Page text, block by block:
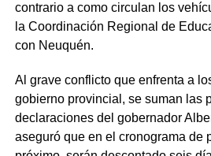
contrario a como circulan los
la Coordinación Regional de
con Neuquén.
Al grave conflicto que enfrenta a
gobierno provincial, se suman las
declaraciones del gobernador
aseguró que en el cronograma de